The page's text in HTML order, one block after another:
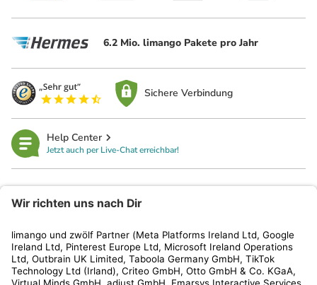
6.2 Mio. limango Pakete pro Jahr
Sichere Verbindung
Help Center
Jetzt auch per Live-Chat erreichbar!
Kundenservice